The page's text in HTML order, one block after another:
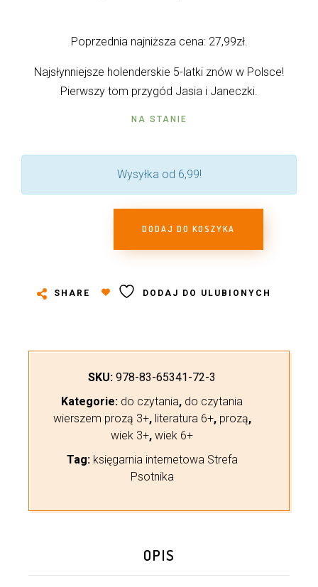
wynosiła:
34,90zł.
wynosi:
27,99zł.
Poprzednia najniższa cena: 27,99zł.
Najsłynniejsze holenderskie 5-latki znów w Polsce!
Pierwszy tom przygód Jasia i Janeczki.
NA STANIE
Wysyłka od 6,99!
DODAJ DO KOSZYKA
SHARE DODAJ DO ULUBIONYCH
SKU: 978-83-65341-72-3
Kategorie: do czytania, do czytania
wierszem prozą 3+, literatura 6+, prozą,
wiek 3+, wiek 6+
Tag: księgarnia internetowa Strefa
Psotnika
OPIS